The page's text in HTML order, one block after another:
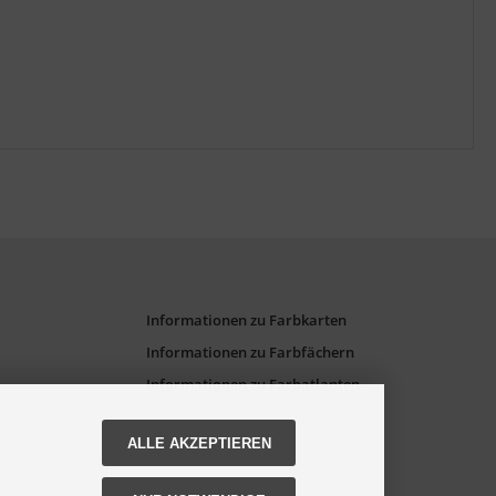
Informationen zu Farbkarten
Informationen zu Farbfächern
Informationen zu Farbatlanten
ALLE AKZEPTIEREN